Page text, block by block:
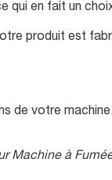
en fait un
produit est
de votre
Machine à